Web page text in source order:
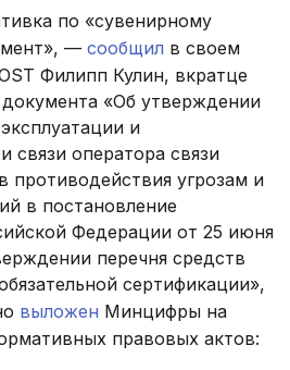
по «сувенирному
— сообщил в своем
Филипп Кулин, вкратце
«Об утверждении
и
связи оператора связи
противодействия угрозам и
в постановление
Федерации от 25 июня
перечня средств
сертификации»,
выложен Минцифры на
правовых актов: